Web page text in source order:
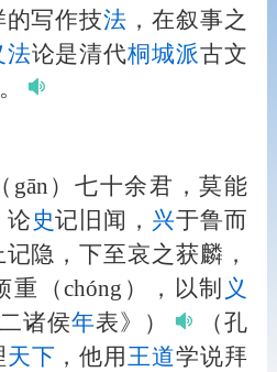
的写作技法 ，在叙事之
法论是清代桐城派古文
gān）七十余君，莫能
论 史记旧闻， 兴于鲁而
记隐，下至哀之获麟，
（chóng），以制 义
诸侯年表》）
（孔
天下 ，他用 王道学说拜